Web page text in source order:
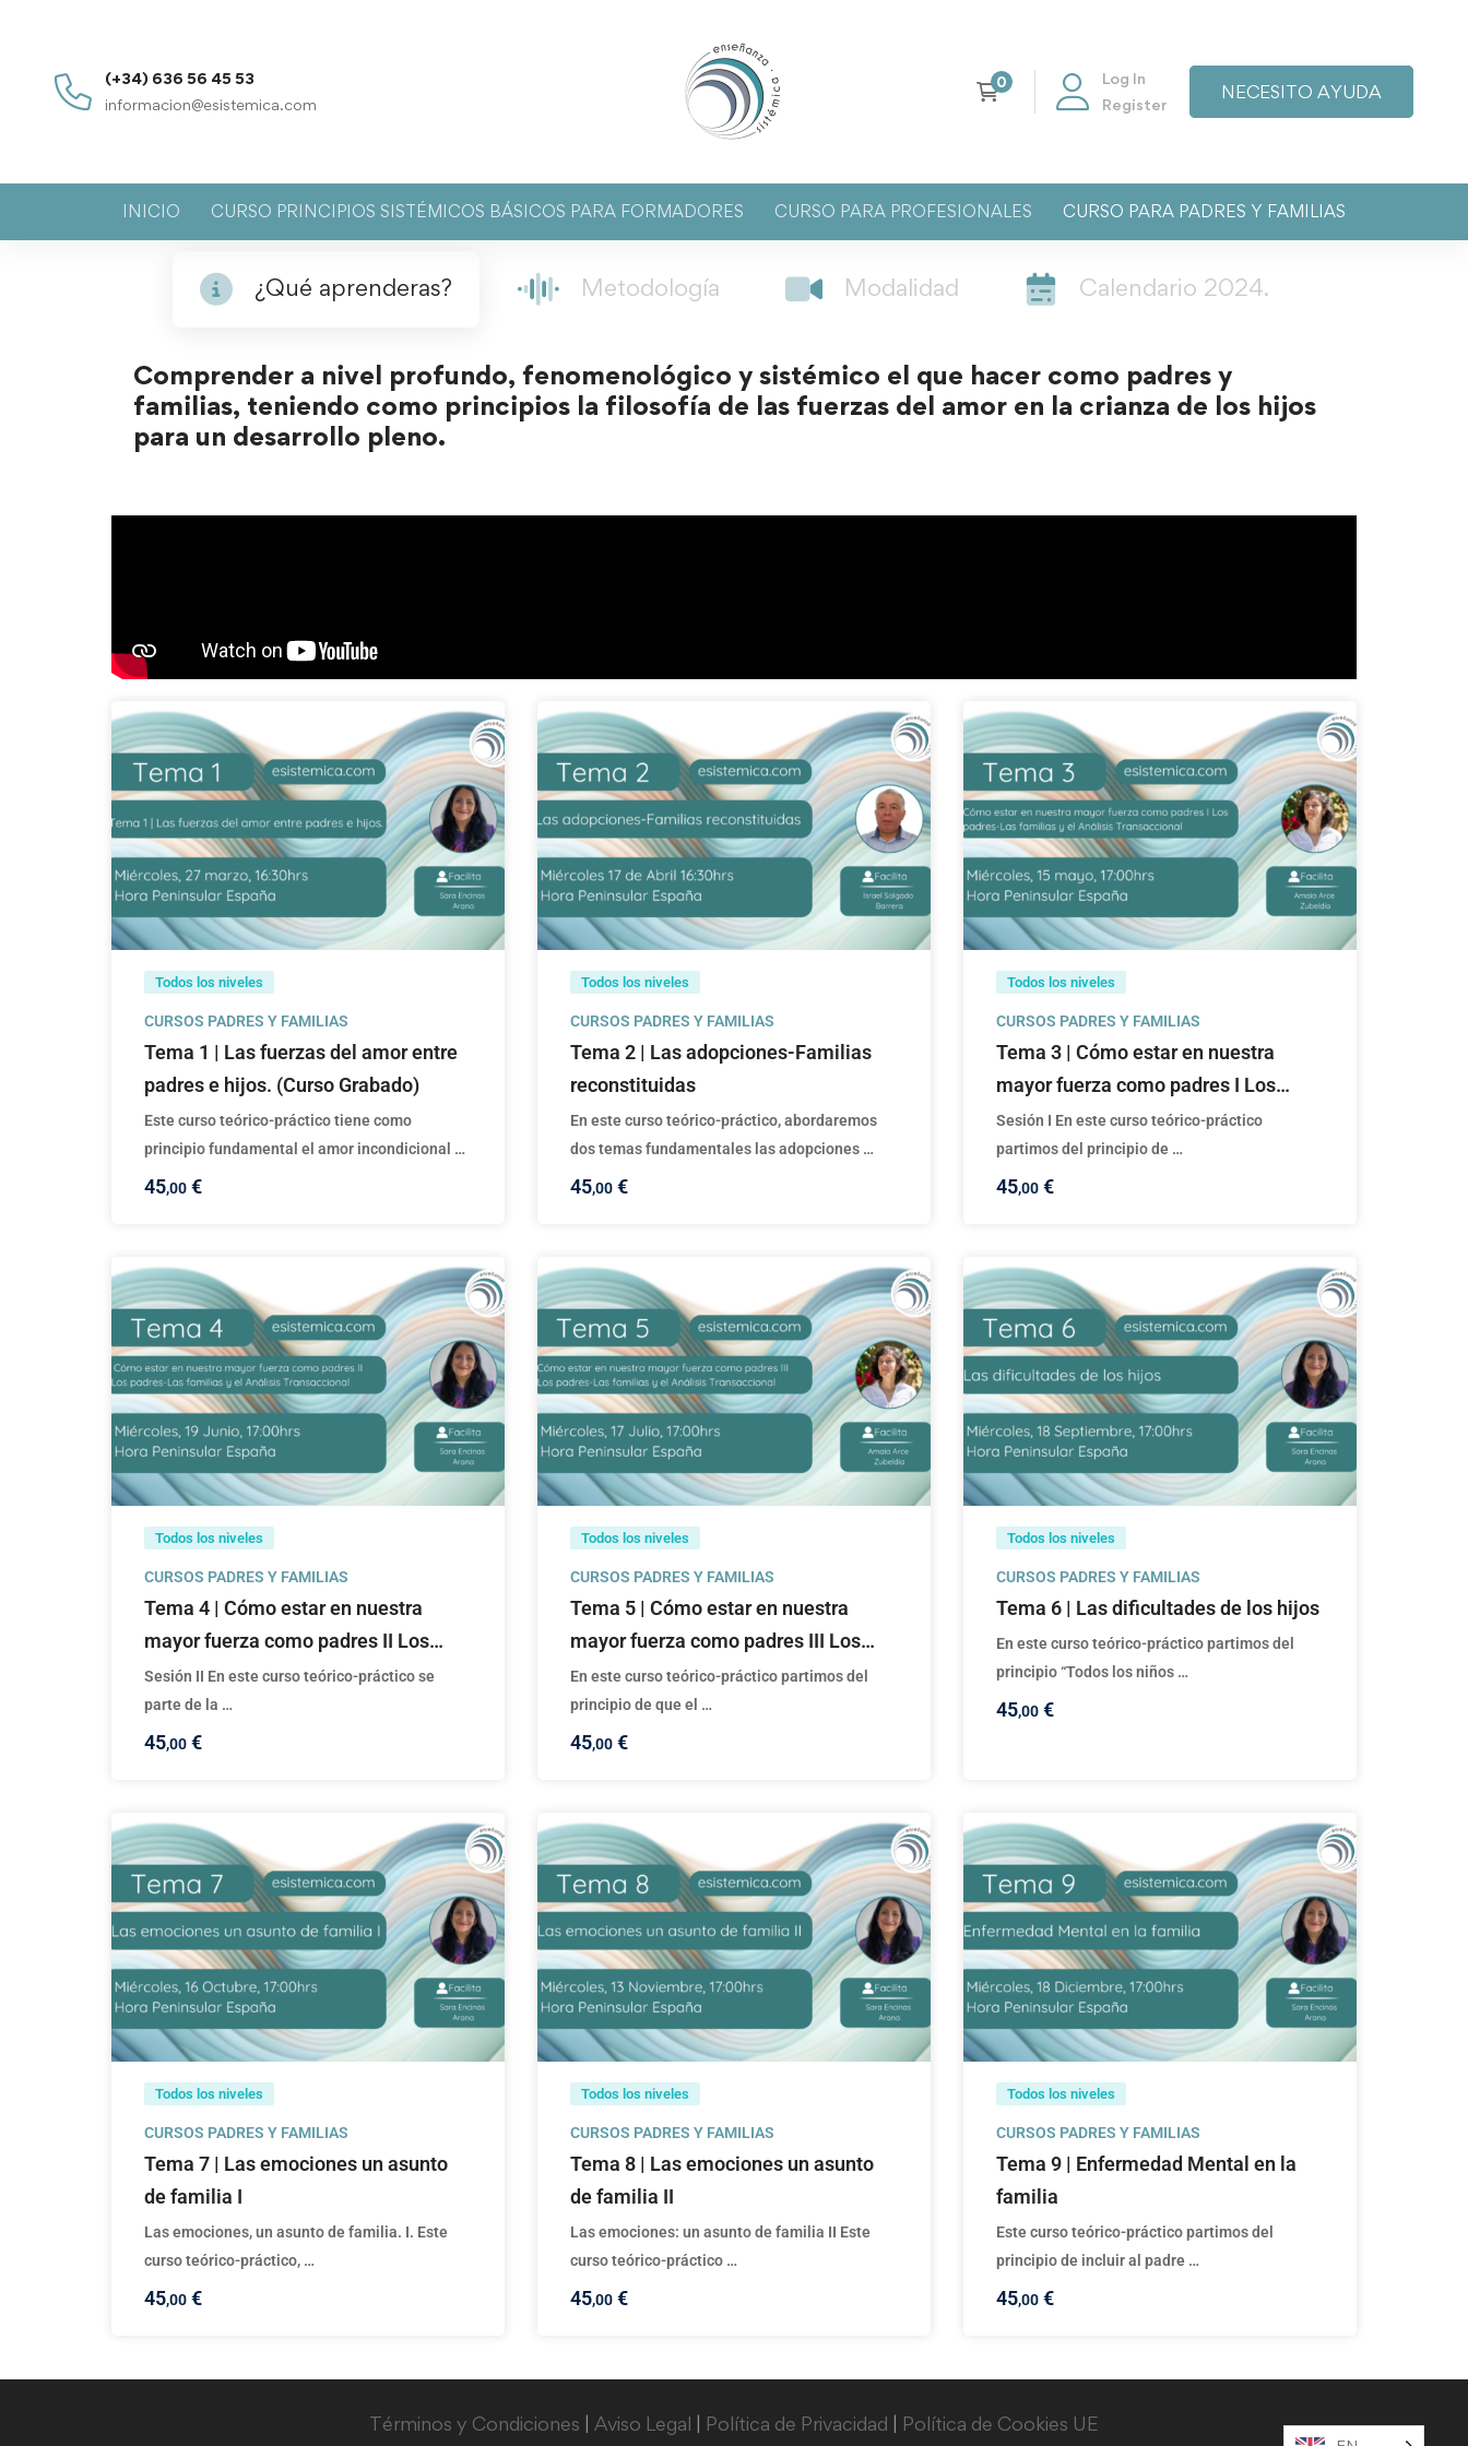
(+34) 636 56 45 53
informacion@esistemica.com
Log In
Register
NECESITO AYUDA
INICIO CURSO PRINCIPIOS SISTÉMICOS BÁSICOS PARA FORMADORES CURSO PARA PROFESIONALES CURSO PARA PADRES Y FAMILIAS
¿Qué aprenderas? Metodología Modalidad Calendario 2024.
Comprender a nivel profundo, fenomenológico y sistémico el que hacer como padres y
familias, teniendo como principios la filosofía de las fuerzas del amor en la crianza de los hijos
para un desarrollo pleno.
Todos los niveles
CURSOS PADRES Y FAMILIAS
Tema 1 | Las fuerzas del amor entre
padres e hijos. (Curso Grabado)
Este curso teórico-práctico tiene como
principio fundamental el amor incondicional …
45,00 €
Todos los niveles
CURSOS PADRES Y FAMILIAS
Tema 2 | Las adopciones-Familias
reconstituidas
En este curso teórico-práctico, abordaremos
dos temas fundamentales las adopciones …
45,00 €
Todos los niveles
CURSOS PADRES Y FAMILIAS
Tema 3 | Cómo estar en nuestra
mayor fuerza como padres I Los
padres-Las familias y el Análisis
Transaccional
Sesión I En este curso teórico-práctico
partimos del principio de …
45,00 €
Todos los niveles
CURSOS PADRES Y FAMILIAS
Tema 4 | Cómo estar en nuestra
mayor fuerza como padres II Los
padres-Las familias y el Análisis
Transaccional
Sesión II En este curso teórico-práctico se
parte de la …
45,00 €
Todos los niveles
CURSOS PADRES Y FAMILIAS
Tema 5 | Cómo estar en nuestra
mayor fuerza como padres III Los
padres-Las familias y el Análisis
Transaccional
En este curso teórico-práctico partimos del
principio de que el …
45,00 €
Todos los niveles
CURSOS PADRES Y FAMILIAS
Tema 6 | Las dificultades de los hijos
En este curso teórico-práctico partimos del
principio “Todos los niños …
45,00 €
Todos los niveles
CURSOS PADRES Y FAMILIAS
Tema 7 | Las emociones un asunto
de familia I
Las emociones, un asunto de familia. I. Este
curso teórico-práctico, …
45,00 €
Todos los niveles
CURSOS PADRES Y FAMILIAS
Tema 8 | Las emociones un asunto
de familia II
Las emociones: un asunto de familia II Este
curso teórico-práctico …
45,00 €
Todos los niveles
CURSOS PADRES Y FAMILIAS
Tema 9 | Enfermedad Mental en la
familia
Este curso teórico-práctico partimos del
principio de incluir al padre …
45,00 €
Términos y Condiciones Aviso Legal Política de Privacidad Política de Cookies UE